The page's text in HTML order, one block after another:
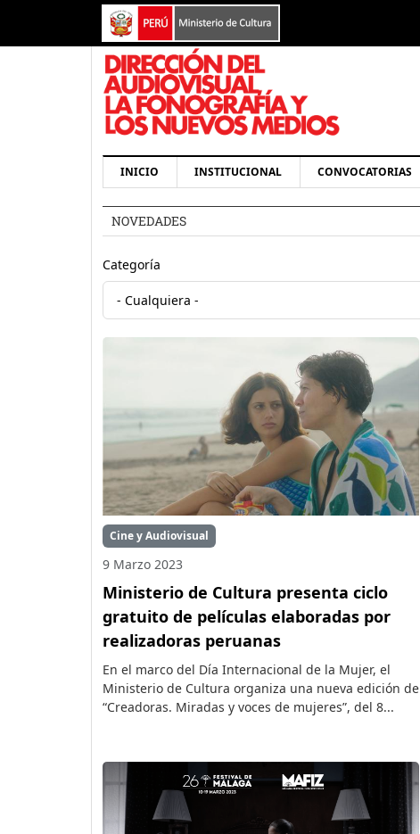
Pasar al contenido principal
Navegación principal
INICIO INSTITUCIONAL CONVOCATORIAS
NOVEDADES
Categoría
Cine y Audiovisual
9 Marzo 2023
Ministerio de Cultura presenta ciclo
gratuito de películas elaboradas por
realizadoras peruanas
En el marco del Día Internacional de la Mujer, el
Ministerio de Cultura organiza una nueva edición de
“Creadoras. Miradas y voces de mujeres”, del 8...